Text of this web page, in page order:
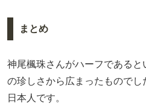
まとめ
神尾楓珠さんがハーフである
の珍しさから広まったもので
日本人です。